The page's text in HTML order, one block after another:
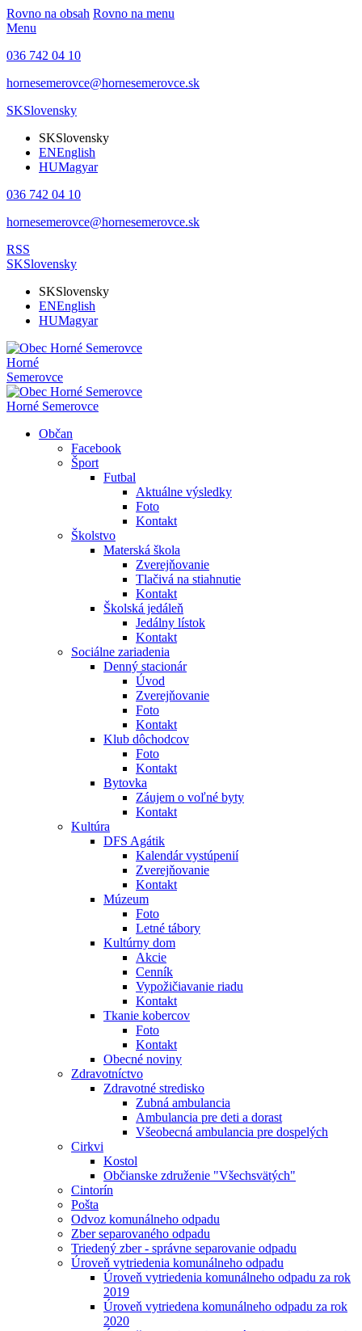
Rovno na obsah Rovno na menu
Menu
036 742 04 10
hornesemerovce@hornesemerovce.sk
SKSlovensky
SKSlovensky
ENEnglish
HUMagyar
036 742 04 10
hornesemerovce@hornesemerovce.sk
RSS
SKSlovensky
SKSlovensky
ENEnglish
HUMagyar
Horné
Semerovce
Horné Semerovce
Občan
Facebook
Šport
Futbal
Aktuálne výsledky
Foto
Kontakt
Školstvo
Materská škola
Zverejňovanie
Tlačivá na stiahnutie
Kontakt
Školská jedáleň
Jedálny lístok
Kontakt
Sociálne zariadenia
Denný stacionár
Úvod
Zverejňovanie
Foto
Kontakt
Klub dôchodcov
Foto
Kontakt
Bytovka
Záujem o voľné byty
Kontakt
Kultúra
DFS Agátik
Kalendár vystúpenií
Zverejňovanie
Kontakt
Múzeum
Foto
Letné tábory
Kultúrny dom
Akcie
Cenník
Vypožičiavanie riadu
Kontakt
Tkanie kobercov
Foto
Kontakt
Obecné noviny
Zdravotníctvo
Zdravotné stredisko
Zubná ambulancia
Ambulancia pre deti a dorast
Všeobecná ambulancia pre dospelých
Cirkvi
Kostol
Občianske združenie "Všechsvätých"
Cintorín
Pošta
Odvoz komunálneho odpadu
Zber separovaného odpadu
Triedený zber - správne separovanie odpadu
Úroveň vytriedenia komunálneho odpadu
Úroveň vytriedenia komunálneho odpadu za rok
2019
Úroveň vytriedena komunálneho odpadu za rok
2020